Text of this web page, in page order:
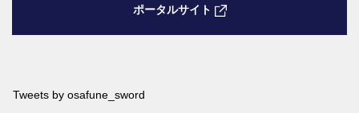
ポータルサイト
Tweets by osafune_sword